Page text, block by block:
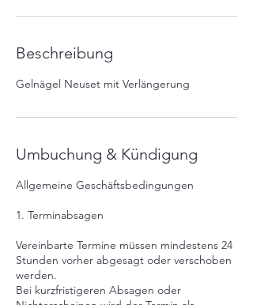
Beschreibung
Gelnägel Neuset mit Verlängerung
Umbuchung & Kündigung
Allgemeine Geschäftsbedingungen
1. Terminabsagen
Vereinbarte Termine müssen mindestens 24
Stunden vorher abgesagt oder verschoben
werden.
Bei kurzfristigeren Absagen oder